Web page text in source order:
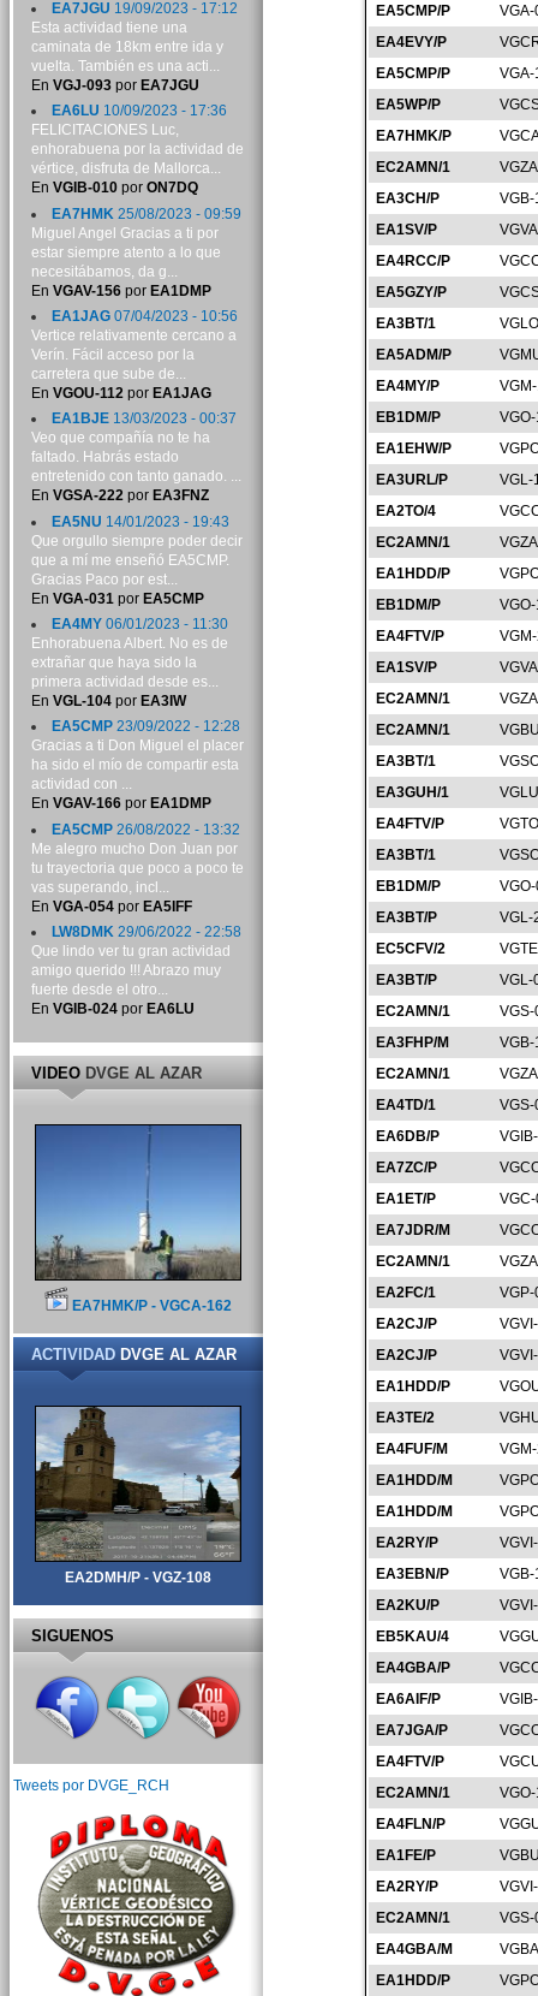
EA5CMP/P
EA4EVY/P
EA5CMP/P
EA5WP/P
EA7HMK/P
EC2AMN/1
EA3CH/P
EA1SV/P
EA4RCC/P
EA5GZY/P
EA3BT/1
EA5ADM/P
EA4MY/P
EB1DM/P
EA1EHW/P
EA3URL/P
VGL-
EA2TO/4
EC2AMN/1
EA1HDD/P
EB1DM/P
EA4FTV/P
EA1SV/P
EC2AMN/1
EC2AMN/1
EA3BT/1
EA3GUH/1
EA4FTV/P
EA3BT/1
EB1DM/P
EA3BT/P
VGL-
EC5CFV/2
EA3BT/P
VGL-
EC2AMN/1
EA3FHP/M
EC2AMN/1
EA4TD/1
EA6DB/P
EA7ZC/P
EA1ET/P
EA7JDR/M
EC2AMN/1
EA2FC/1
EA2CJ/P
EA2CJ/P
EA1HDD/P
EA3TE/2
EA4FUF/M
EA1HDD/M
EA1HDD/M
EA2RY/P
EA3EBN/P
EA2KU/P
EB5KAU/4
EA4GBA/P
EA6AIF/P
EA7JGA/P
EA4FTV/P
EC2AMN/1
EA4FLN/P
EA1FE/P
EA2RY/P
EC2AMN/1
EA4GBA/M
EA1HDD/P
EA7JGU 19/09/2023 - 17:12
Esta actividad tiene una
caminata de 18km entre ida y
vuelta. También es una acti...
En VGJ-093por EA7JGU
EA6LU 10/09/2023 - 17:36
FELICITACIONES Luc,
enhorabuena por la actividad de
vértice, disfruta de Mallorca...
En VGIB-010por ON7DQ
EA7HMK 25/08/2023 - 09:59
Miguel Angel Gracias a ti por
estar siempre atento a lo que
necesitábamos, da g...
En VGAV-156por EA1DMP
EA1JAG07/04/2023 - 10:56
Vertice relativamente cercano a
Verín. Fácil acceso por la
carretera que sube de...
En VGOU-112por EA1JAG
EA1BJE13/03/2023 - 00:37
Veo que compañía no te ha
faltado. Habrás estado
entretenido con tanto ganado. ...
En VGSA-222por EA3FNZ
EA5NU 14/01/2023 - 19:43
Que orgullo siempre poder decir
que a mí me enseñó EA5CMP.
Gracias Paco por est...
En VGA-031 por EA5CMP
EA4MY06/01/2023 - 11:30
Enhorabuena Albert. No es de
extrañar que haya sido la
primera actividad desde es...
En VGL-104por EA3IW
EA5CMP23/09/2022 - 12:28
Gracias a ti Don Miguel el placer
ha sido el mío de compartir esta
actividad con ...
En VGAV-166por EA1DMP
EA5CMP26/08/2022 - 13:32
Me alegro mucho Don Juan por
tu trayectoria que poco a poco te
vas superando, incl...
En VGA-054por EA5IFF
LW8DMK29/06/2022 - 22:58
Que lindo ver tu gran actividad
amigo querido !!! Abrazo muy
fuerte desde el otro...
En VGIB-024por EA6LU
VIDEODVGE AL AZAR
EA7HMK/P - VGCA-162
ACTIVIDADDVGE AL AZAR
EA2DMH/P - VGZ-108
SIGUENOS
Tweets por DVGE_RCH